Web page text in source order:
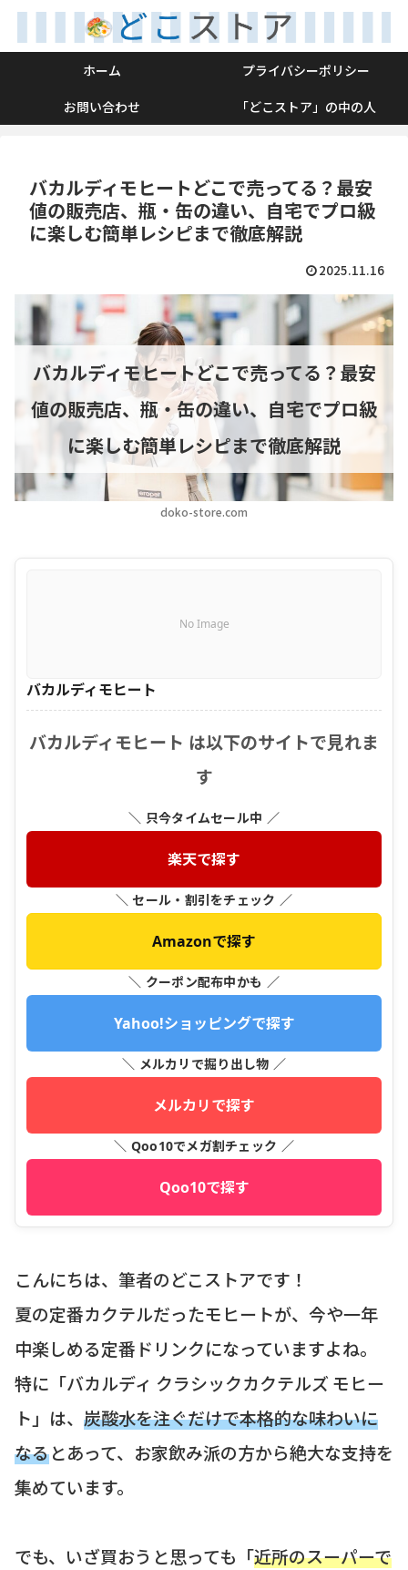
ホーム
プライバシーポリシー
お問い合わせ
「どこストア」の中の人
バカルディモヒートどこで売ってる？最安
値の販売店、瓶・缶の違い、自宅でプロ級
に楽しむ簡単レシピまで徹底解説
2025.11.16
doko-store.com
バカルディモヒートどこで売ってる？最安
値の販売店、瓶・缶の違い、自宅でプロ級
に楽しむ簡単レシピまで徹底解説
No Image
バカルディモヒート
バカルディモヒート は以下のサイトで見れま
す
＼ 只今タイムセール中 ／
楽天で探す
＼ セール・割引をチェック ／
Amazonで探す
＼ クーポン配布中かも ／
Yahoo!ショッピングで探す
＼ メルカリで掘り出し物 ／
メルカリで探す
＼ Qoo10でメガ割チェック ／
Qoo10で探す
こんにちは、筆者のどこストアです！
夏の定番カクテルだったモヒートが、今や一年
中楽しめる定番ドリンクになっていますよね。
特に「バカルディ クラシックカクテルズ モヒー
ト」は、 炭酸水を注ぐだけで本格的な味わいに
なるとあって、お家飲み派の方から絶大な支持を
集めています。
でも、いざ買おうと思っても「近所のスーパーで